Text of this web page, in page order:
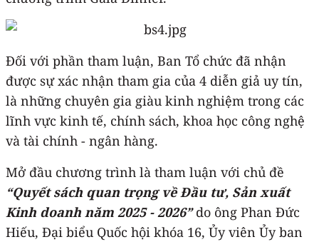
Đối với phần tham luận, Ban Tổ chức đã nhận
được sự xác nhận tham gia của 4 diễn giả uy tín,
là những chuyên gia giàu kinh nghiệm trong các
lĩnh vực kinh tế, chính sách, khoa học công nghệ
và tài chính - ngân hàng.
Mở đầu chương trình là tham luận với chủ đề
“Quyết sách quan trọng về Đầu tư, Sản xuất
Kinh doanh năm 2025 - 2026”do ông Phan Đức
Hiếu, Đại biểu Quốc hội khóa 16, Ủy viên Ủy ban